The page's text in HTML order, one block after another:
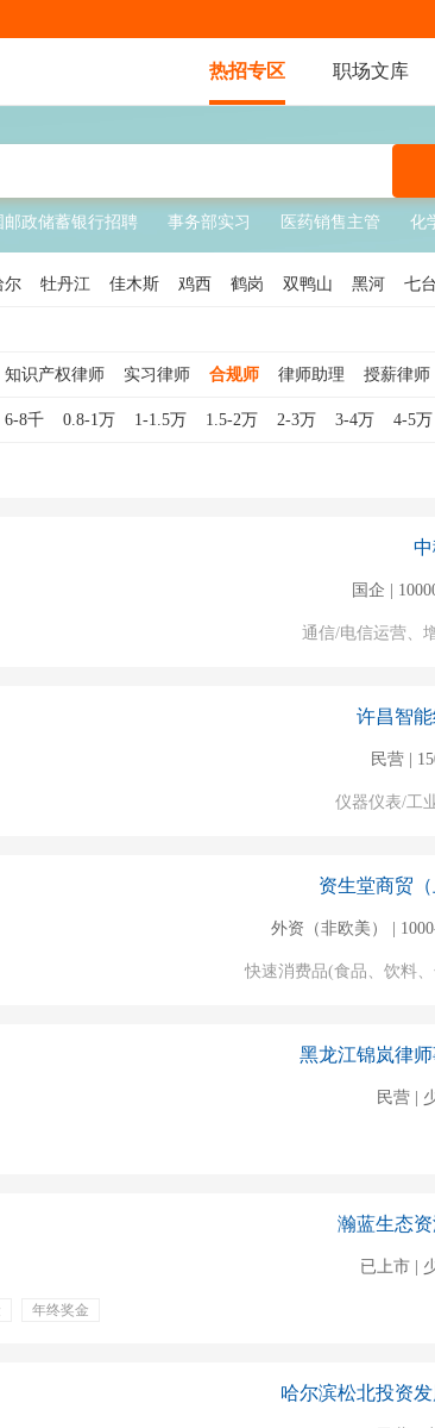
热招专区 职场文库
邮政储蓄银行招聘 事务部实习 医药销售主管 化
尔 牡丹江 佳木斯 鸡西 鹤岗 双鸭山 黑河 七
知识产权律师 实习律师 合规师 律师助理 授薪律师
合伙人律师 合规专员
6-8千 0.8-1万 1-1.5万 1.5-2万 2-3万 3-4万 4-5万
国企 |
通信/电信运营、
许昌智
民营 |
仪器仪表/工
资生堂商贸（
外资（非欧美） |
快速消费品(食品、饮料
黑龙江锦岚律
民营 |
年终奖金
瀚蓝生态
已上市 |
哈尔滨松北投资发